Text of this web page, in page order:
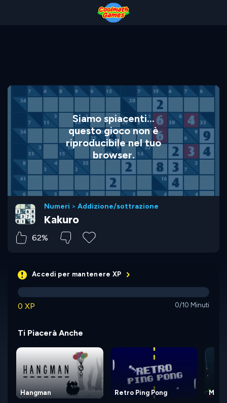
Siamo spiacenti...
questo gioco non è
riproducibile nel tuo
browser.
Numeri > Addizione/sottrazione
Kakuro
62%
Accedi per mantenere XP
0 XP 0/10 Minuti
Ti Piacerà Anche
Hangman Retro Ping Pong